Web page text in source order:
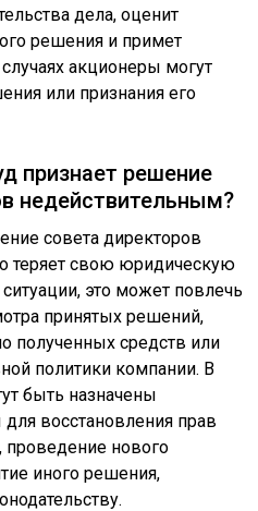
дела, оценит
решения и примет
акционеры могут
или признания его
признает решение
недействительным?
совета директоров
теряет свою юридическую
это может повлечь
принятых решений,
полученных средств или
политики компании. В
быть назначены
восстановления прав
проведение нового
иного решения,